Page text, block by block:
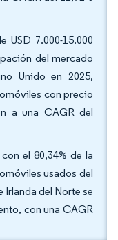
USD 7.000-15.000
del mercado
Unido en 2025,
con precio
a una CAGR del
el 80,34% de la
usados del
Irlanda del Norte se
con una CAGR